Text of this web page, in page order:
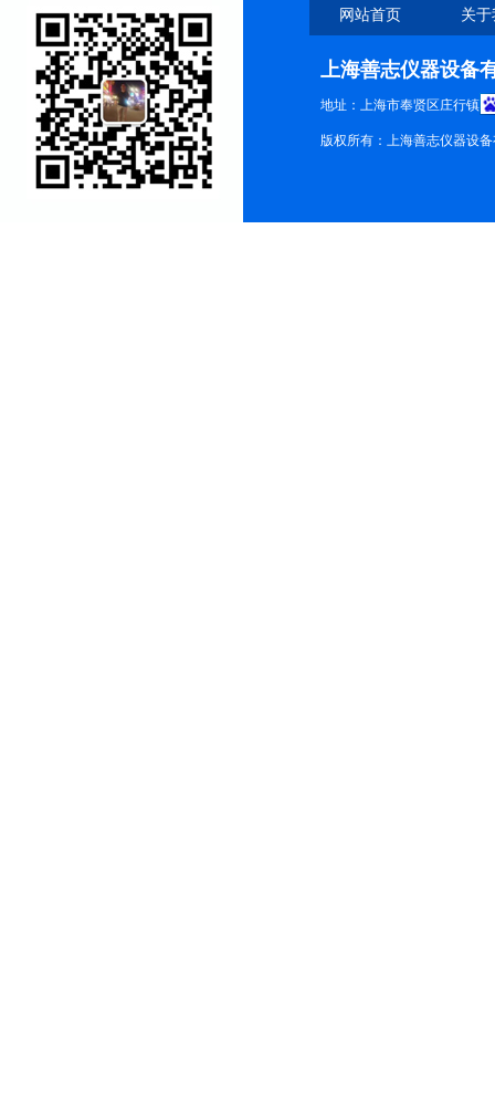
网站首页 关
上海善志仪器设备
地址：上海市奉贤区庄行镇
版权所有：上海善志仪器设